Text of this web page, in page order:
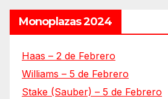
Monoplazas 2024
Haas – 2 de Febrero
Williams – 5 de Febrero
Stake (Sauber) – 5 de Febrero